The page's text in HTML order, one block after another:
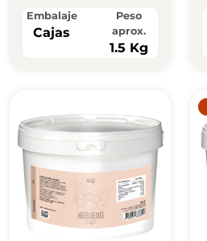
Embalaje
Cajas
Peso
aprox.
1.5 Kg